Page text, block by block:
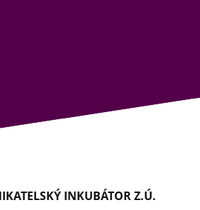
INKUBÁTOR Z.Ú.